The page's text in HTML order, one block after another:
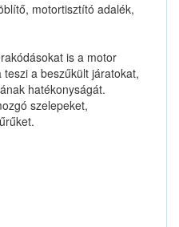
motortisztító adalék,
is a motor
a beszűkült járatokat,
hatékonyságát.
szelepeket,